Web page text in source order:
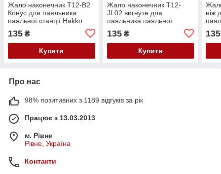
Жало наконечник T12-B2
Конус для паяльника
паяльної станції Hakko
135 ₴
Купити
Жало наконечник T12-
JL02 вигнуте для
паяльника паяльної
135₴
Купити
ніж
135
Про нас
98% позитивних з 1189 відгуків за рік
Працює з 13.03.2013
м. Рівне
Рівне, Україна
Контакти